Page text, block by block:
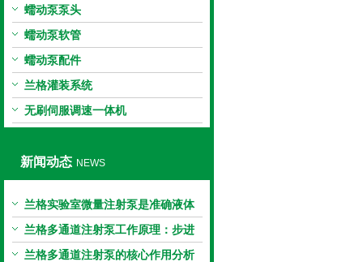
蠕动泵泵头
蠕动泵软管
蠕动泵配件
兰格灌装系统
无刷伺服调速一体机
新闻动态 NEWS
兰格实验室微量注射泵是准确液体
输送的科学工具
兰格多通道注射泵工作原理：步进
电机与机械传动的协同
兰格多通道注射泵的核心作用分析